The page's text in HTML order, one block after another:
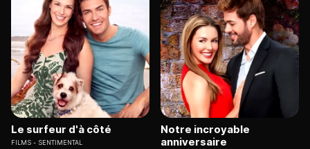
Le surfeur d'à côté
FILMS SENTIMENTAL
Notre incroyable
anniversaire